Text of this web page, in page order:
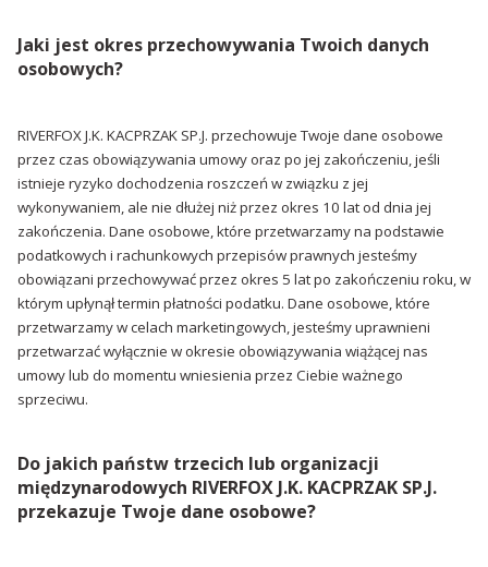
Jaki jest okres przechowywania Twoich danych
osobowych?
RIVERFOX J.K. KACPRZAK SP.J. przechowuje Twoje dane osobowe
przez czas obowiązywania umowy oraz po jej zakończeniu, jeśli
istnieje ryzyko dochodzenia roszczeń w związku z jej
wykonywaniem, ale nie dłużej niż przez okres 10 lat od dnia jej
zakończenia. Dane osobowe, które przetwarzamy na podstawie
podatkowych i rachunkowych przepisów prawnych jesteśmy
obowiązani przechowywać przez okres 5 lat po zakończeniu roku, w
którym upłynął termin płatności podatku. Dane osobowe, które
przetwarzamy w celach marketingowych, jesteśmy uprawnieni
przetwarzać wyłącznie w okresie obowiązywania wiążącej nas
umowy lub do momentu wniesienia przez Ciebie ważnego
sprzeciwu.
Do jakich państw trzecich lub organizacji
międzynarodowych RIVERFOX J.K. KACPRZAK SP.J.
przekazuje Twoje dane osobowe?